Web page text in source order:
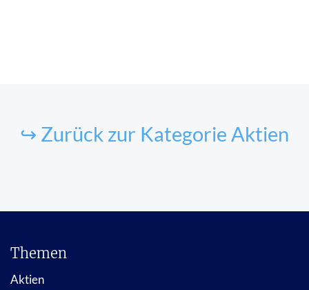
↪ Zurück zur Kategorie Aktien
Themen
Aktien